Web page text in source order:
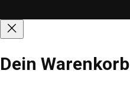
Dein Warenkorb